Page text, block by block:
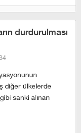
durdurulması
diğer ülkelerde
sanki alınan